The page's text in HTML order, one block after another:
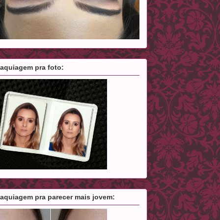
pra foto:
pra parecer mais jovem: